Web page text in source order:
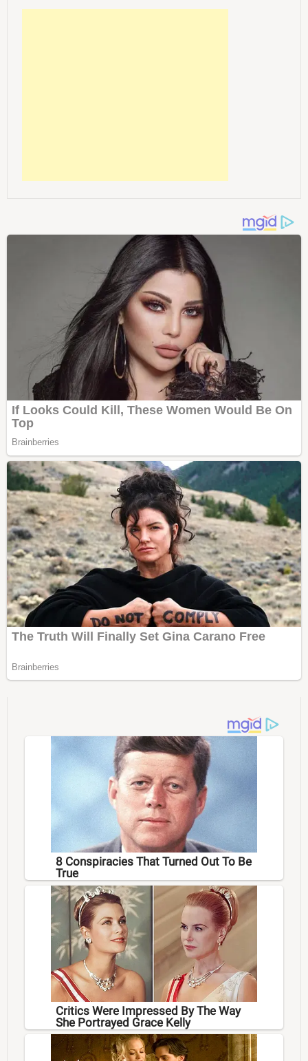
8 Conspiracies That Turned Out To Be
True
Critics Were Impressed By The Way
She Portrayed Grace Kelly